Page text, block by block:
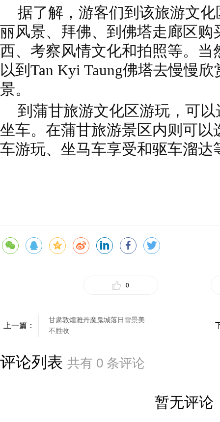
据了解，游客们到该旅游文
丽风景、拜佛、到佛塔走廊区购
西、考察风情文化和拍照等。当
以到Tan Kyi Taung佛塔去慢慢
景。
到蒲甘旅游文化区游玩，可
坐车。在蒲甘旅游景区内则可以
车游玩、坐马车享受和驱车溜达
0
上一篇：
甘肃敦煌雅丹魔鬼城落日雪景美
不胜收
评论列表 共有 0 条评论
暂无评论